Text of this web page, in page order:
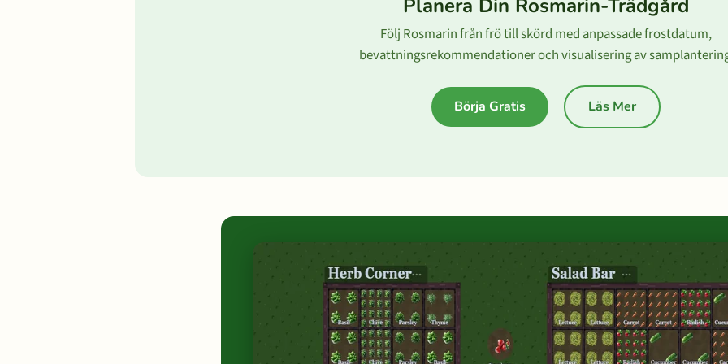
Planera Din Rosmarin-Trädgård
Följ Rosmarin från frö till skörd med anpassade frostdatum,
bevattningsrekommendationer och visualisering av
Börja Gratis Läs Mer